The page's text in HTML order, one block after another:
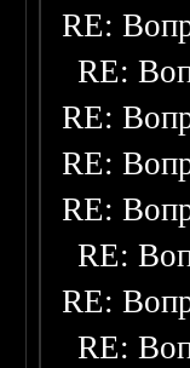
RE:
RE:
RE:
RE:
RE:
RE:
RE:
RE: